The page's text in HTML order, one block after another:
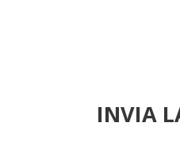
INVIA